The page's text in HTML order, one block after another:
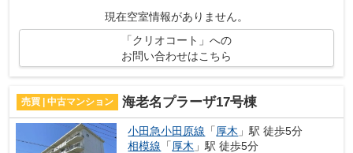
現在空室情報がありません。
「クリオコート」への
お問い合わせはこちら
売買 | 中古マンション 海老名プラーザ17号棟
小田急小田原線 「厚木 」駅 徒歩5分
相模線 「厚木 」駅 徒歩5分